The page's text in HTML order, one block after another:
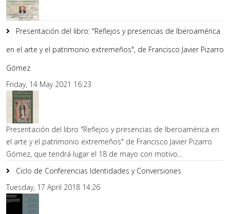
Presentación del libro: "Reflejos y presencias de Iberoamérica
en el arte y el patrimonio extremeños", de Francisco Javier Pizarro
Gómez
Friday, 14 May 2021 16:23
Presentación del libro "Reflejos y presencias de Iberoamérica en
el arte y el patrimonio extremeños" de Francisco Javier Pizarro
Gómez, que tendrá lugar el 18 de mayo con motivo...
Ciclo de Conferencias Identidades y Conversiones
Tuesday, 17 April 2018 14:26